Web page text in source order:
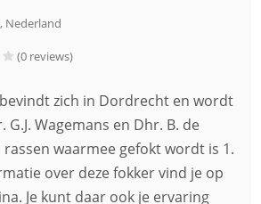
Nederland
(0 reviews)
zich in Dordrecht en wordt
Wagemans en Dhr. B. de
waarmee gefokt wordt is 1.
over deze fokker vind je op
Je kunt daar ook je ervaring